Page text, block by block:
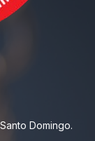
Domingo.